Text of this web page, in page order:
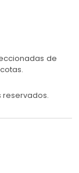
de
reservados.